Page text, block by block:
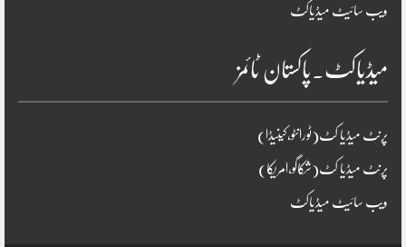
ویب سائیٹ میڈیاکٹ
میڈیاکٹ۔پاکستان ٹائمز
پرنٹ میڈیا کٹ(ٹورانٹو،کینیڈا)
پرنٹ میڈیا کٹ(شکاگو،امریکا)
ویب سائیٹ میڈیاکٹ